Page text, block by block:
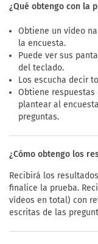
¿Qué obtengo con la
Obtiene un vídeo
la encuesta.
Puede ver sus
del teclado.
Los escucha decir
Obtiene respuestas
plantear al
preguntas.
¿Cómo obtengo los
Recibirá los
finalice la prueba.
vídeos en total) con
escritas de las